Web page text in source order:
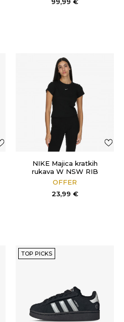
NIKE Majica kratkih
rukava W NSW RIB
TGHT SS TEE
OFFER
23,99 €
TOP PICKS